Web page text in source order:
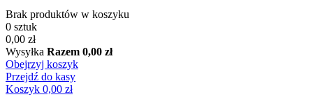
Brak produktów w koszyku
0 sztuk
0,00 zł
Wysyłka Razem 0,00 zł
Obejrzyj koszyk
Przejdź do kasy
Koszyk 0,00 zł